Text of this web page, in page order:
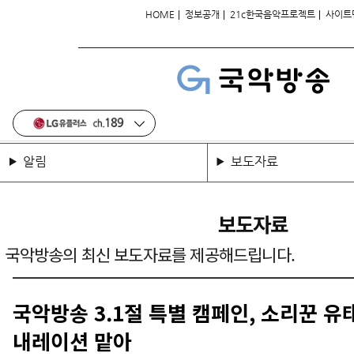
HOME | 정보공개 | 21c한국음악프로젝트 | 사이트
알림 보도자료
보도자료
국악방송의 최신 보도자료를 제공해드립니다.
국악방송 3.1절 특별 캠페인, 소리꾼 유
내레이션 맡아